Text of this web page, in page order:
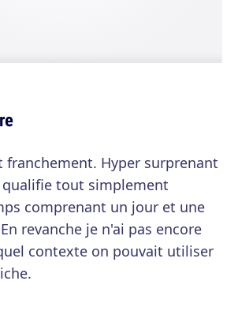
franchement. Hyper surprenant
tout simplement
comprenant un jour et une
revanche je n'ai pas encore
contexte on pouvait utiliser